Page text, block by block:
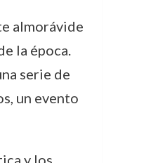
almorávide
la época.
serie de
un evento
y los